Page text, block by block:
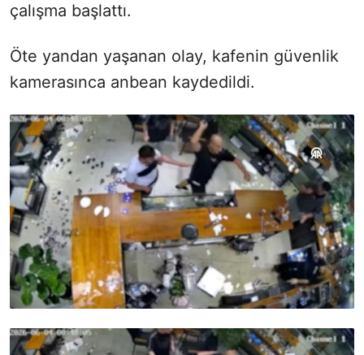
çalışma başlattı.
Öte yandan yaşanan olay, kafenin güvenlik
kamerasınca anbean kaydedildi.